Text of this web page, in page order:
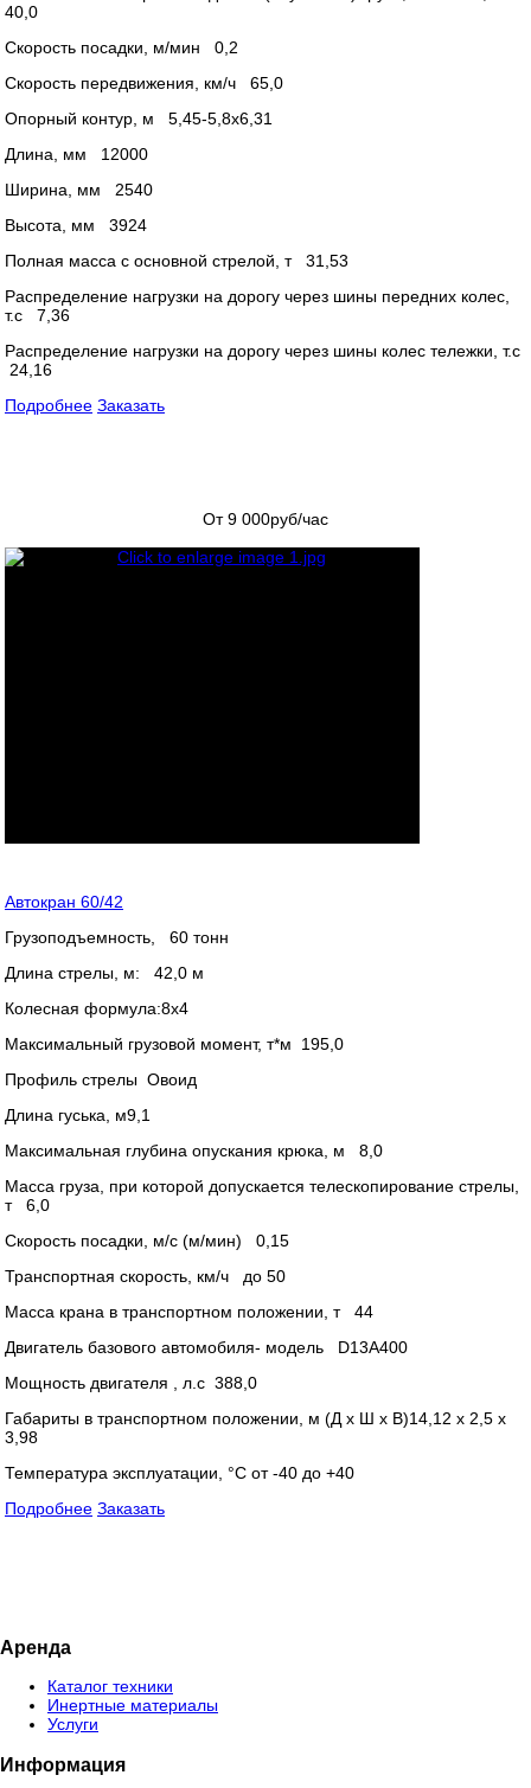
40,0
Скорость посадки, м/мин 0,2
Скорость передвижения, км/ч 65,0
Опорный контур, м 5,45-5,8х6,31
Длина, мм 12000
Ширина, мм 2540
Высота, мм 3924
Полная масса с основной стрелой, т 31,53
Распределение нагрузки на дорогу через шины передних колес,
т.с 7,36
Распределение нагрузки на дорогу через шины колес тележки, т.с
24,16
Подробнее Заказать
От 9 000руб/час
Автокран 60/42
Грузоподъемность, 60 тонн
Длина стрелы, м: 42,0 м
Колесная формула:8х4
Максимальный грузовой момент, т*м 195,0
Профиль стрелы Овоид
Длина гуська, м9,1
Максимальная глубина опускания крюка, м 8,0
Масса груза, при которой допускается телескопирование стрелы,
т 6,0
Скорость посадки, м/с (м/мин) 0,15
Транспортная скорость, км/ч до 50
Масса крана в транспортном положении, т 44
Двигатель базового автомобиля- модель D13A400
Мощность двигателя , л.с 388,0
Габариты в транспортном положении, м (Д х Ш х В)14,12 х 2,5 х
3,98
Температура эксплуатации, °C от -40 до +40
Подробнее Заказать
Аренда
Каталог техники
Инертные материалы
Услуги
Информация